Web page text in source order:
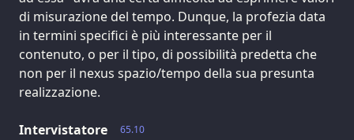
di misurazione del tempo. Dunque, la profezia data
in termini specifici è più interessante per il
contenuto, o per il tipo, di possibilità predetta che
non per il nexus spazio/tempo della sua presunta
realizzazione.
65.10
Intervistatore